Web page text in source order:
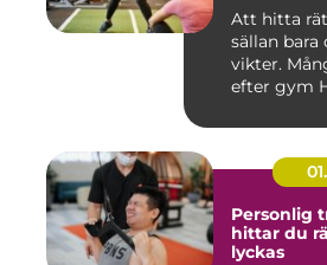
Att hitta
sällan
vikter.
efter gym
Personlig
hittar du
lyckas